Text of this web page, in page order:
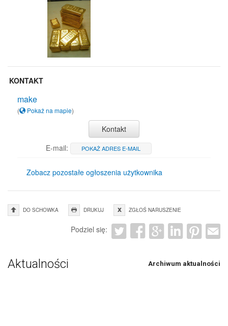
KONTAKT
make
( Pokaż na mapie)
Kontakt
E-mail:
POKAŻ ADRES E-MAIL
Zobacz pozostałe ogłoszenia użytkownika
DO SCHOWKA DRUKUJ ZGŁOŚ NARUSZENIE
Podziel się:
Aktualności Archiwum aktualności